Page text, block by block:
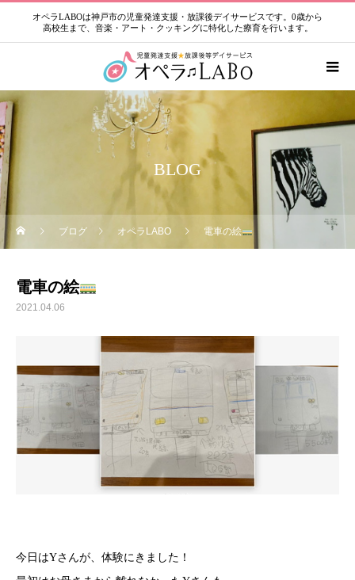
オペラLABOは神戸市の児童発達支援・放課後デイサービスです。0歳から
高校生まで、音楽・アート・クッキングに特化した療育を行います。
BLOG
ブログ オペラLABO 電車の絵
電車の絵
2021.04.06
今日はYさんが、体験にきました！